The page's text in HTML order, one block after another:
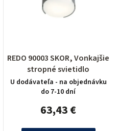
REDO 90003 SKOR, Vonkajšie
stropné svietidlo
U dodávateľa - na objednávku
do 7-10 dní
63,43 €